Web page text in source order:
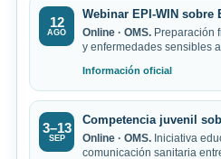
12
AGO
Webinar EPI-WIN
Online · OMS. Preparación
y enfermedades sensibles
Información oficial
3–13
SEP
Competencia juvenil
Online · OMS. Iniciativa
comunicación sanitaria